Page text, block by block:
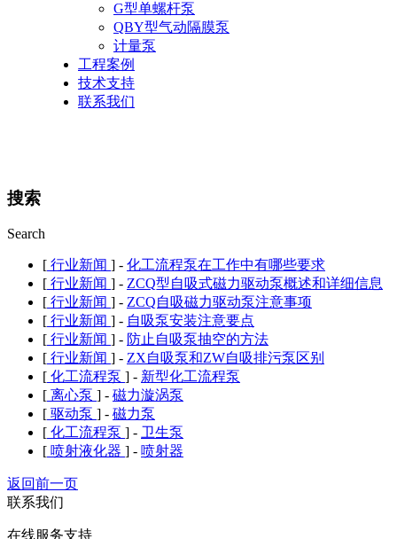
G型单螺杆泵
QBY型气动隔膜泵
计量泵
工程案例
技术支持
联系我们
搜索
Search
[ 行业新闻 ] - 化工流程泵在工作中有哪些要求
[ 行业新闻 ] - ZCQ型自吸式磁力驱动泵概述和详细信息
[ 行业新闻 ] - ZCQ自吸磁力驱动泵注意事项
[ 行业新闻 ] - 自吸泵安装注意要点
[ 行业新闻 ] - 防止自吸泵抽空的方法
[ 行业新闻 ] - ZX自吸泵和ZW自吸排污泵区别
[ 化工流程泵 ] - 新型化工流程泵
[ 离心泵 ] - 磁力漩涡泵
[ 驱动泵 ] - 磁力泵
[ 化工流程泵 ] - 卫生泵
[ 喷射液化器 ] - 喷射器
返回前一页
联系我们
在线服务支持